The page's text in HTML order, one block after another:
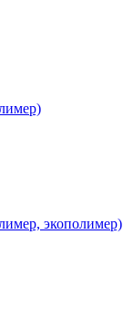
экополимер)